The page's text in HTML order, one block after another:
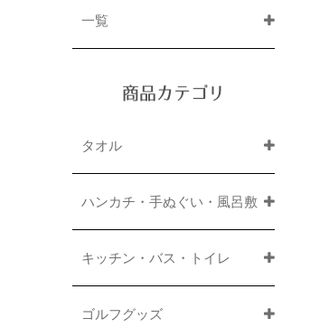
一覧
商品カテゴリ
タオル
ハンカチ・手ぬぐい・風呂敷
キッチン・バス・トイレ
ゴルフグッズ